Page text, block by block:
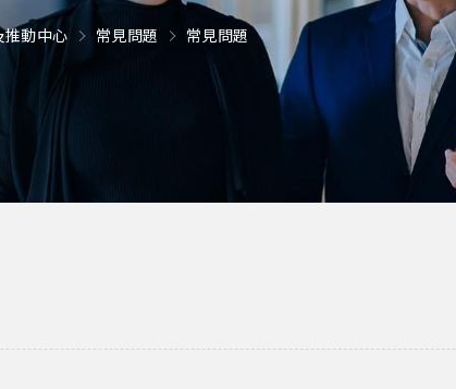
推動中心 常見問題 常見問題